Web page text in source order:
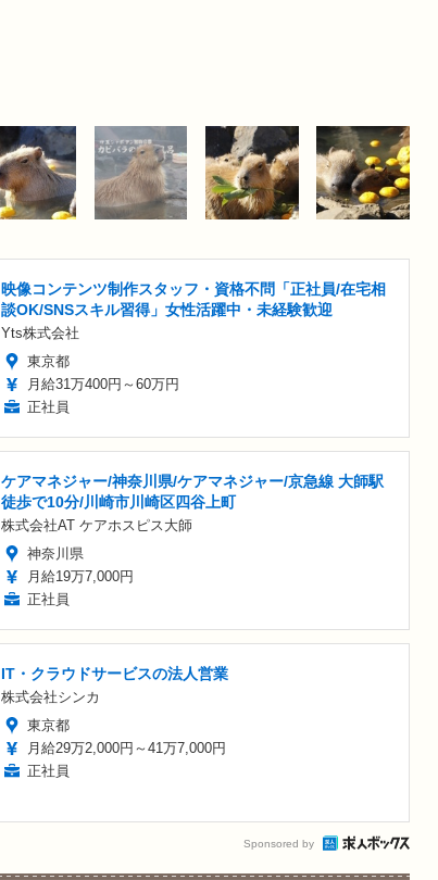
映像コンテンツ制作スタッフ・資格不問「正社員/在宅相
談OK/SNSスキル習得」女性活躍中・未経験歓迎
Yts株式会社
東京都
月給31万400円～60万円
正社員
ケアマネジャー/神奈川県/ケアマネジャー/京急線 大師駅
徒歩で10分/川崎市川崎区四谷上町
株式会社AT ケアホスピス大師
神奈川県
月給19万7,000円
正社員
IT・クラウドサービスの法人営業
株式会社シンカ
東京都
月給29万2,000円～41万7,000円
正社員
Sponsored by